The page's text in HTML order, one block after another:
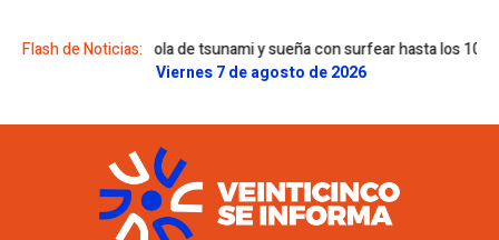
Flash de Noticias:
una ola de tsunami y sueña con surfear hasta los 100 años
Viernes 7 de agosto de 2026